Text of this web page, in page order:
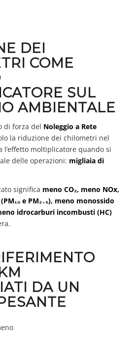
DEI
COME
SUL
AMBIENTALE
di forza del Noleggio a Rete
la riduzione dei chilometri nel
l’effetto moltiplicatore quando si
delle operazioni: migliaia di
significa meno CO₂, meno NOx,
e PM₂․₅), meno monossido
idrocarburi incombusti (HC)
DA UN